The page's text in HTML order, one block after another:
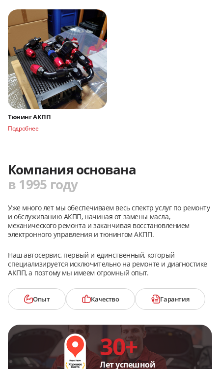
Тюнинг АКПП
Подробнее
Компания основана
в 1995 году
Уже много лет мы обеспечиваем весь спектр услуг по ремонту
и обслуживанию АКПП, начиная от замены масла,
механического ремонта и заканчивая восстановлением
электронного управления и тюнингом АКПП.
Наш автосервис, первый и единственный, который
специализируется исключительно на ремонте и диагностике
АКПП, а поэтому мы имеем огромный опыт.
Опыт Качество Гарантия
30+
Лет успешной